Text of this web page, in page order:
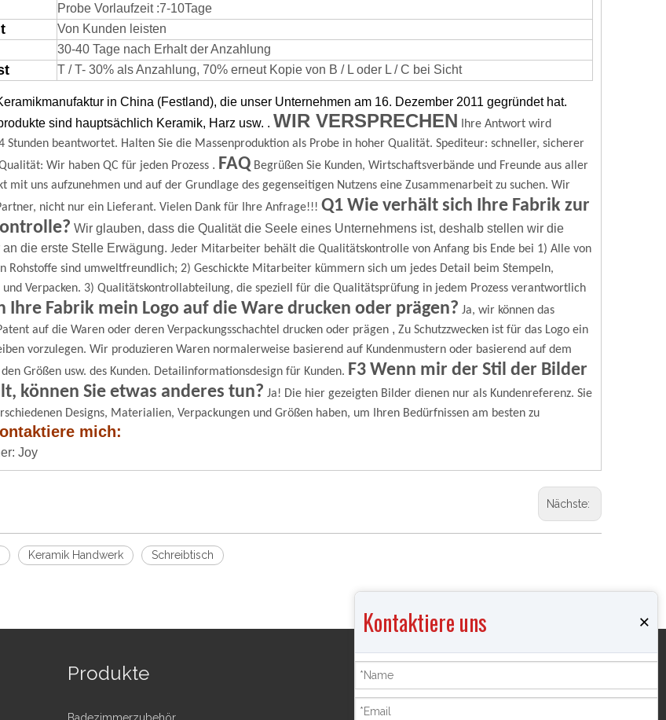
Probe Vorlaufzeit :7-10Tage
Von Kunden leisten
30-40 Tage nach Erhalt der Anzahlung
T / T- 30% als Anzahlung, 70% erneut Kopie von B / L oder L / C bei Sicht
in China (Festland), die unser Unternehmen am 16. Dezember 2011 gegründet hat.
sind hauptsächlich Keramik, Harz usw. . WIR VERSPRECHEN
Ihre Antwort wird
Stunden beantwortet. Halten Sie die Massenproduktion als Probe in hoher Qualität. Spediteur: schneller, sicherer
Wir haben QC für jeden Prozess . FAQ Begrüßen Sie Kunden, Wirtschaftsverbände und Freunde aus aller
mit uns aufzunehmen und auf der Grundlage des gegenseitigen Nutzens eine Zusammenarbeit zu suchen. Wir
nicht nur ein Lieferant. Vielen Dank für Ihre Anfrage!!! Q1 Wie verhält sich Ihre Fabrik zur
Wir glauben, dass die Qualität die Seele eines Unternehmens ist, deshalb stellen wir die
die erste Stelle Erwägung. Jeder Mitarbeiter behält die Qualitätskontrolle von Anfang bis Ende bei 1) Alle von
Rohstoffe sind umweltfreundlich; 2) Geschickte Mitarbeiter kümmern sich um jedes Detail beim Stempeln,
Verpacken. 3) Qualitätskontrollabteilung, die speziell für die Qualitätsprüfung in jedem Prozess verantwortlich
Ihre Fabrik mein Logo auf die Ware drucken oder prägen? Ja, wir können das
auf die Waren oder deren Verpackungsschachtel drucken oder prägen , Zu Schutzzwecken ist für das Logo ein
vorzulegen. Wir produzieren Waren normalerweise basierend auf Kundenmustern oder basierend auf dem
Größen usw. des Kunden. Detailinformationsdesign für Kunden. F3 Wenn mir der Stil der Bilder
können Sie etwas anderes tun? Ja! Die hier gezeigten Bilder dienen nur als Kundenreferenz. Sie
Designs, Materialien, Verpackungen und Größen haben, um Ihren Bedürfnissen am besten zu
mich:
Joy
Nächste:
Keramik Handwerk Schreibtisch
Produkte Produkte
Kontaktiere uns ×